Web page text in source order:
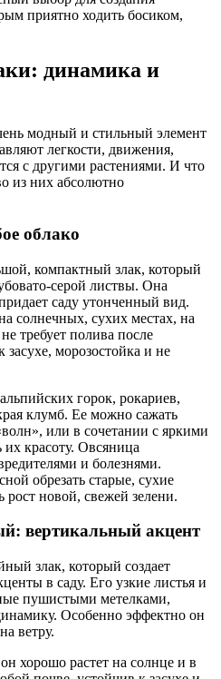
приятно ходить босиком,
динамика и
модный и стильный элемент
легкости, движения,
с другими растениями. И что
из них абсолютно
облако
компактный злак, который
серой листвы. Она
саду утонченный вид.
солнечных, сухих местах, на
требует полива после
морозостойка и не
горок, рокариев,
клумб. Ее можно сажать
или в сочетании с яркими
красоту. Овсяница
и болезнями.
обрезать старые, сухие
рост новой, свежей зелени.
вертикальный акцент
злак, который создает
в саду. Его узкие листья и
пушистыми метелками,
Особенно эффектно он
ветру.
хорошо растет на солнце и в